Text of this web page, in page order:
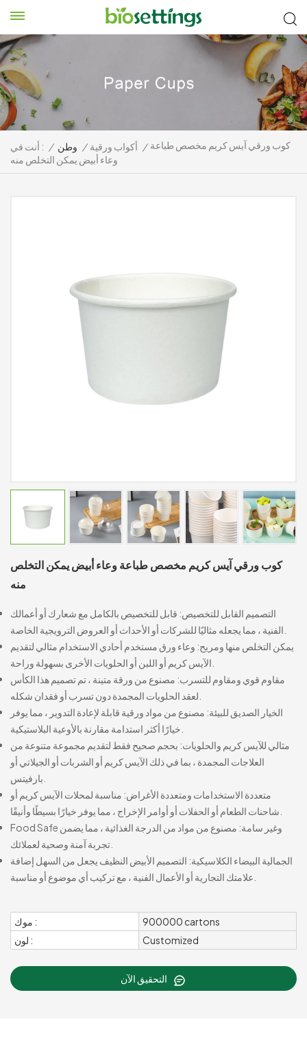
أنت في : / وطن / أكواب ورقية / كوب ورقي آيس كريم مخصص طباعة
وعاء أبيض يمكن التخلص منه
كوب ورقي آيس كريم مخصص طباعة وعاء أبيض يمكن التخلص
منه
التصميم القابل للتخصيص: قابل للتخصيص بالكامل مع شعارك أو أعمالك
يمكن التخلص منها ومريح: وعاء ورق مستخدم أحادي الاستخدام مثالي لتقديم
مقاوم قوي ومقاوم للتسرب: مصنوع من ورقة متينة ، تم تصميم هذا الكأس
الخيار الصديق للبيئة: مصنوع من مواد ورقية قابلة لإعادة التدوير ، مما يوفر
مثالي للآيس كريم والحلويات: بحجم صحيح فقط لتقديم مجموعة متنوعة من
العلاجات المجمدة ، بما في ذلك الآيس كريم أو الشربات أو الجيلاتي أو
متعددة الاستخدامات ومتعددة الأغراض: مناسبة لمحلات الآيس كريم أو
Food Safe وغير سامة: مصنوع من مواد من الدرجة الغذائية ، مما يضمن
الجمالية البيضاء الكلاسيكية: التصميم الأبيض النظيف يجعل من السهل إضافة
موك :
900000 cartons
لون :
Customized